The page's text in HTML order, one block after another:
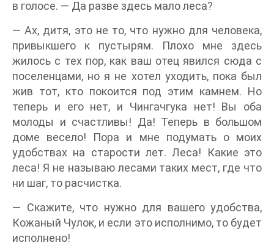
в голосе. — Да разве здесь мало леса?
— Ах, дитя, это не то, что нужно для человека,
привыкшего к пустырям. Плохо мне здесь
жилось с тех пор, как ваш отец явился сюда с
поселенцами, но я не хотел уходить, пока был
жив тот, кто покоится под этим камнем. Но
теперь и его нет, и Чингачгука нет! Вы оба
молоды и счастливы! Да! Теперь в большом
доме весело! Пора и мне подумать о моих
удобствах на старости лет. Леса! Какие это
леса! Я не называю лесами таких мест, где что
ни шаг, то расчистка.
— Скажите, что нужно для вашего удобства,
Кожаный Чулок, и если это исполнимо, то будет
исполнено!